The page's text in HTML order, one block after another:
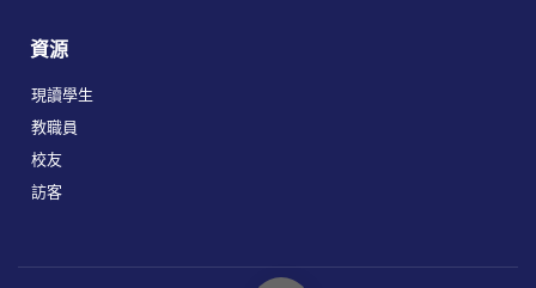
資源
現讀學生
教職員
校友
訪客